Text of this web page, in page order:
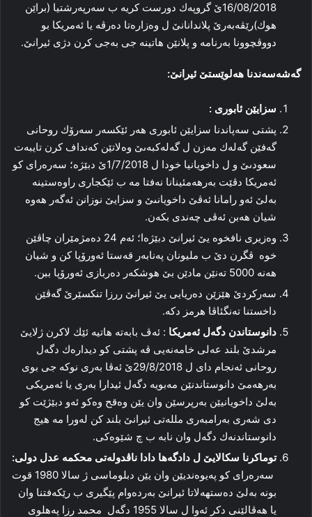
16/08/2018ێ گروپه‌ك دورست كریه‌ ب سه‌رپه‌رشتیا (براێن
هوك)رێڤه‌به‌رێ پلاندانانێ ل وه‌زاره‌تا ده‌رڤه‌ یا ئەمریكا بو
دووڤچوونا به‌رنامه‌ و پلانێن هاتینه‌ جى به‌جى كرن دژى ئیرانێ.
گه‌شه‌سه‌ندنا هه‌لوێستێ ئیرانێ:
سزایێن ئابورى :
پشتى سه‌پاندنا سزایێن ئابورى هه‌ر ئێكسه‌ر سه‌رۆك روحانى
گە‌فێن گەلەك مه‌زن ل گەلەكبه‌ىێ وه‌لاتێن كه‌نداف كرن تایبەت
سعودىێ و ل داخویانیا خودا ل 1/7/2018ێ دبێژە؛ سه‌ره‌راى كو
ئەمریكا دڤێت به‌رهه‌مئینانا نه‌فتا مه‌ ب ئێكجارى راوه‌ستینە
به‌لێ ئه‌و رامانا ئه‌ڤێ داخویانىێ و سزایێ نوزانن ئه‌گه‌ر هه‌وه‌
شیان هه‌بن ئه‌ڤى چه‌ندى بكه‌ن.
وه‌زیرى نافخوە یێ ئیرانێ دبێژەا؛ ئه‌م 24 ده‌مژمێران چاڤێن
خوە ڤگرن دێ ب ملیونان په‌نابه‌ر قه‌ستا ئەورۆپا كن و شیان
هه‌نه‌ 5000 ته‌نێن مادێن بێ هوشكه‌ر ده‌ربازى ئەورۆپا ببن.
سه‌ركردێ هێزێن ده‌ریایى یێ ئیرانێ ررزا تنكسێرێ گه‌ڤێن
داخستنا تەنگئاڤا هرمز دكە.
دانوستاندن دگه‌ل ئەمریكا : ئه‌ڤ بابه‌ته‌ ھاتیە‌ ئێك لاكرن ژلایێ
مرشدێ بلند عەلى خامەنەیی ڤه‌ پشتى كو دیداره‌ك دگه‌ل
روحانى ئه‌نجام داى ل 29/8/2018ێ ئه‌ڤا به‌رى نوكه‌ جى بوى
به‌رهه‌مێ دانوستاندنێن مه‌بویه‌ دگه‌ل ئیدارا به‌رى یا ئه‌مریكى
به‌لێ داخویانیێن به‌رپرسێن وان یێن وه‌قح وه‌كو ئه‌و دبێژێت كو
دى شەری به‌رامبه‌رى ملله‌تى ئیرانێ بلند كن له‌ورا مه‌ هیج
دانوستاندنه‌ك دگه‌ل وان نابە ب چ شێوه‌كى.
توماكرنا سكالایێ ل دادگه‌ها دادا ناڤدوله‌تى محكمه‌ عدل دولی:
سه‌ره‌راى كو په‌یوه‌ندیێن وان یێن دبلوماسى ژ سالا 1980 قوت
بونه‌ به‌لێ ده‌ستهه‌لاتا ئیرانێ به‌رده‌وام پێگیرى ب رێكه‌فتنا وان
یا هه‌ڤالێنى دكر ئه‌وا ل سالا 1955 دگه‌ل محمد رزا په‌هلوى